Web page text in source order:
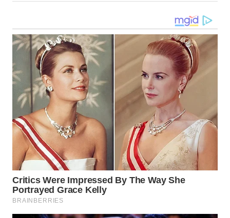
DAIRI
WN
DANAU
TOBA
WN
NIAS
WN
LANGKAT
WN
TAPANULI
SELATAN